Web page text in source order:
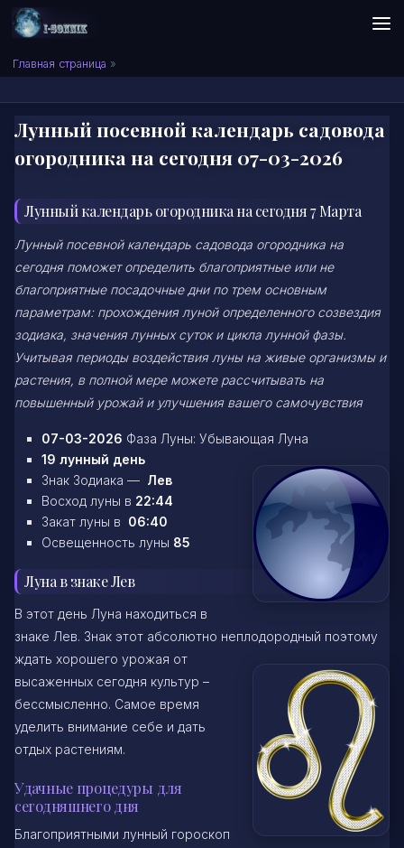
Skip to content
Сонник I-SONNIK.COM
Главная страница »
Лунный посевной календарь садовода
огородника на сегодня 07-03-2026
Лунный календарь огородника на сегодня 7 Марта
Лунный посевной календарь садовода огородника на
сегодня поможет определить благоприятные или не
благоприятные посадочные дни по трем основным
параметрам: прохождения луной определенного созвездия
зодиака, значения лунных суток и цикла лунной фазы.
Учитывая периоды воздействия луны на живые организмы и
растения, в полной мере можете рассчитывать на
повышенный урожай и улучшения вашего самочувствия
07-03-2026 Фаза Луны: Убывающая Луна
19 лунный день
Знак Зодиака — Лев
Восход луны в 22:44
Закат луны в 06:40
Освещенность луны 85
Луна в знаке Лев
В этот день Луна находиться в
знаке Лев. Знак этот абсолютно неплодородный поэтому
ждать хорошего урожая от
высаженных сегодня культур –
бессмысленно. Самое время
уделить внимание себе и дать
отдых растениям.
Удачные процедуры для
сегодняшнего дня
Благоприятными лунный гороскоп